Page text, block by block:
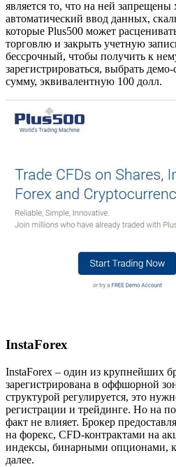
является то, что на ней
автоматический ввод данных,
которые Plus500 может
торговлю и закрыть учетную
бессрочный, чтобы получить к
зарегистрироваться, выбрать
сумму, эквивалентную 100 долл.
InstaForex
InstaForex – один из крупнейших
зарегистрирована в оффшорной
структурой регулируется, это
регистрации и трейдинге. Но на
факт не влияет. Брокер
на форекс, CFD-контрактами на
индексы, бинарными опционами,
далее.